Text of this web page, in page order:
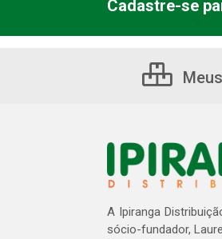
Cadastre-se
A Ipiranga
sócio-fundador,